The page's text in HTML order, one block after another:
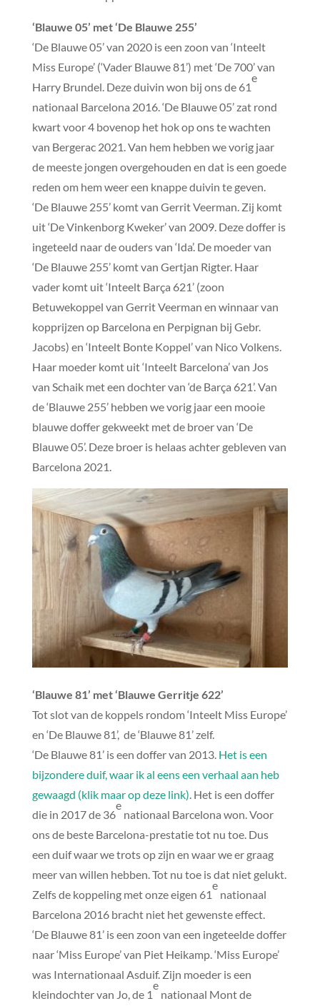
‘Blauwe 05’ met ‘De Blauwe 255’
‘De Blauwe 05’ van 2020 is een zoon van ‘Inteelt
Miss Europe’ (‘Vader Blauwe 81’) met ‘De 700’ van
Harry Brundel. Deze duivin won bij ons de 61
e
nationaal Barcelona 2016. ‘De Blauwe 05’ zat rond
kwart voor 4 bovenop het hok op ons te wachten
van Bergerac 2021. Van hem hebben we vorig jaar
de meeste jongen overgehouden en dat is een goede
reden om hem weer een knappe duivin te geven.
‘De Blauwe 255’ komt van Gerrit Veerman. Zij komt
uit ‘De Vinkenborg Kweker’ van 2009. Deze doffer is
ingeteeld naar de ouders van ‘Ida’. De moeder van
‘De Blauwe 255’ komt van Gertjan Rigter. Haar
vader komt uit ‘Inteelt Barça 621’ (zoon
Betuwekoppel van Gerrit Veerman en winnaar van
kopprijzen op Barcelona en Perpignan bij Gebr.
Jacobs) en ‘Inteelt Bonte Koppel’ van Nico Volkens.
Haar moeder komt uit ‘Inteelt Barcelona’ van Jos
van Schaik met een dochter van ‘de Barça 621’. Van
de ‘Blauwe 255’ hebben we vorig jaar een mooie
blauwe doffer gekweekt met de broer van ‘De
Blauwe 05’. Deze broer is helaas achter gebleven van
Barcelona 2021.
‘Blauwe 81’ met ‘Blauwe Gerritje 622’
Tot slot van de koppels rondom ‘Inteelt Miss Europe’
en ‘De Blauwe 81’, de ‘Blauwe 81’ zelf.
‘De Blauwe 81’ is een doffer van 2013. Het is een
bijzondere duif, waar ik al eens een verhaal aan heb
gewaagd (klik maar op deze link) . Het is een doffer
die in 2017 de 36
e
nationaal Barcelona won. Voor
ons de beste Barcelona-prestatie tot nu toe. Dus
een duif waar we trots op zijn en waar we er graag
meer van willen hebben. Tot nu toe is dat niet gelukt.
Zelfs de koppeling met onze eigen 61
e
nationaal
Barcelona 2016 bracht niet het gewenste effect.
‘De Blauwe 81’ is een zoon van een ingeteelde doffer
naar ‘Miss Europe’ van Piet Heikamp. ‘Miss Europe’
was Internationaal Asduif. Zijn moeder is een
kleindochter van Jo, de 1
e
nationaal Mont de